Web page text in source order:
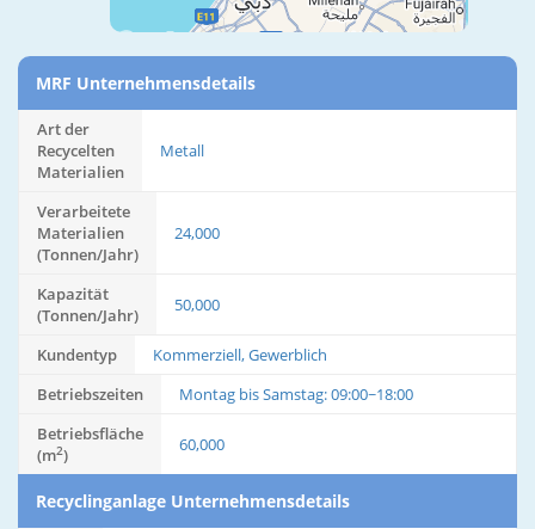
MRF Unternehmensdetails
Art der
Recycelten
Materialien
Metall
Verarbeitete
Materialien
(Tonnen/Jahr)
24,000
Kapazität
(Tonnen/Jahr)
50,000
Kundentyp
Kommerziell, Gewerblich
Betriebszeiten
Montag bis Samstag: 09:00~18:00
Betriebsfläche
(m2) 60,000
Recyclinganlage Unternehmensdetails